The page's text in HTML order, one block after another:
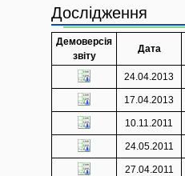
Дослідження
Демоверсія
звіту
Дата
24.04.2013
17.04.2013
10.11.2011
24.05.2011
27.04.2011